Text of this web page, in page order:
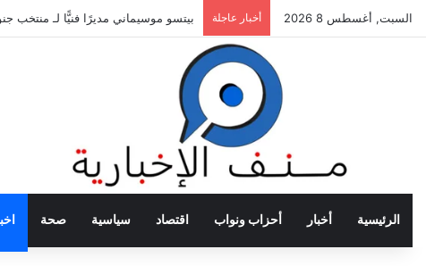
السبت, أغسطس 8 2026 أخبار عاجلة بيتسو موسيماني مديرًا فنيًّا لـ منتخب
الرئيسية أخبار أحزاب ونواب اقتصاد سياسية صحة